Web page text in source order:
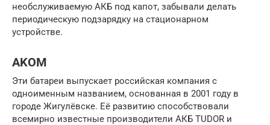
необслуживаемую АКБ под капот, забывали делать
периодическую подзарядку на стационарном
устройстве.
AKOM
Эти батареи выпускает российская компания с
одноименным названием, основанная в 2001 году в
городе Жигулёвске. Её развитию способствовали
всемирно известные производители АКБ TUDOR и